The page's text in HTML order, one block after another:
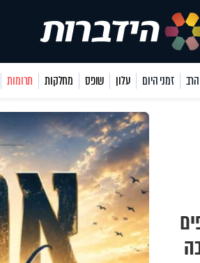
זמני היום עלון שופס מחלקות תרומות